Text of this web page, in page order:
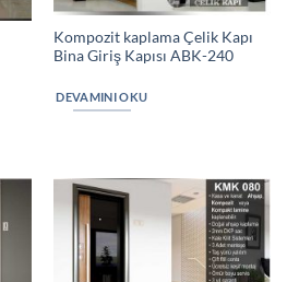
Kompozit kaplama Çelik Kapı
Bina Giriş Kapısı ABK-240
DEVAMINI OKU